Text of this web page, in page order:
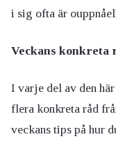
i sig ofta är
Veckans konkreta
I varje del av den
flera konkreta råd
veckans tips på hur